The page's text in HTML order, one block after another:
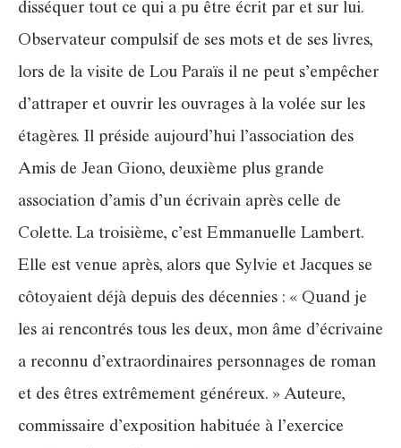
disséquer tout ce qui a pu être écrit par et sur lui.
Observateur compulsif de ses mots et de ses livres,
lors de la visite de Lou Paraïs il ne peut s’empêcher
d’attraper et ouvrir les ouvrages à la volée sur les
étagères. Il préside aujourd’hui l’association des
Amis de Jean Giono, deuxième plus grande
association d’amis d’un écrivain après celle de
Colette. La troisième, c’est Emmanuelle Lambert.
Elle est venue après, alors que Sylvie et Jacques se
côtoyaient déjà depuis des décennies : « Quand je
les ai rencontrés tous les deux, mon âme d’écrivaine
a reconnu d’extraordinaires personnages de roman
et des êtres extrêmement généreux. » Auteure,
commissaire d’exposition habituée à l’exercice